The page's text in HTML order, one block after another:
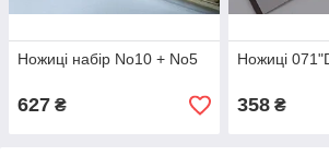
Ножиці набір No10 + No5
627 ₴
Ножиці
358₴